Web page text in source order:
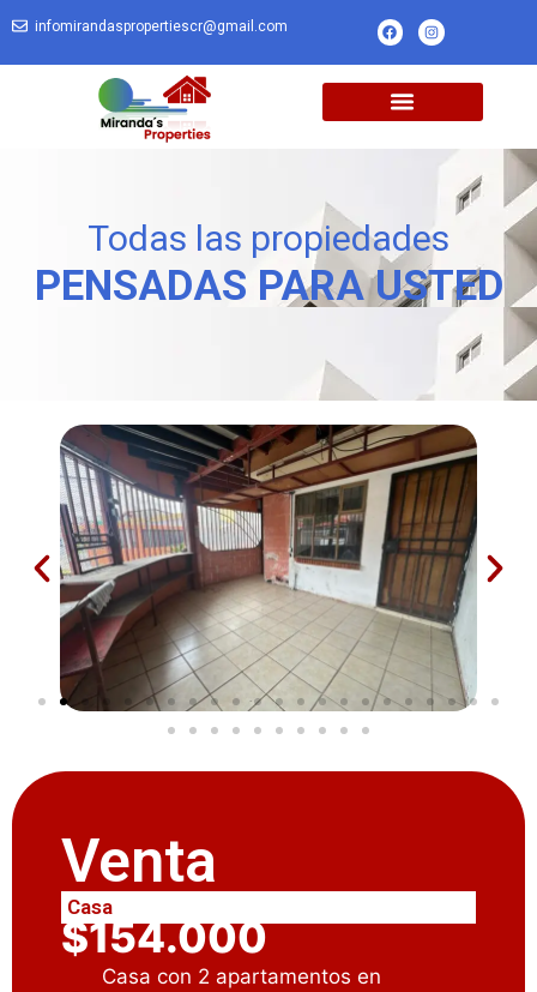
infomirandaspropertiescr@gmail.com
Todas las propiedades
PENSADAS PARA USTED
Venta
Casa
$154.000
Casa con 2 apartamentos en